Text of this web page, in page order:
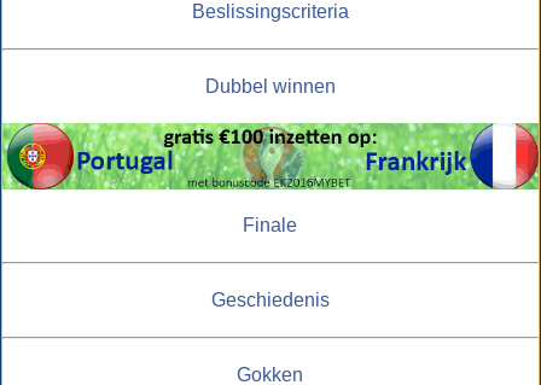
Beslissingscriteria
Dubbel winnen
Finale
Geschiedenis
Gokken